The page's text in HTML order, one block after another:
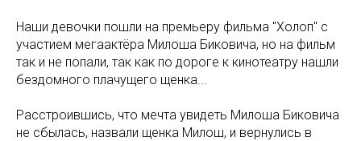
Наши девочки пошли на премьеру фильма "Холоп" с
участием мегаактёра Милоша Биковича, но на фильм
так и не попали, так как по дороге к кинотеатру нашли
бездомного плачущего щенка...
Расстроившись, что мечта увидеть Милоша Биковича
не сбылась, назвали щенка Милош, и вернулись в